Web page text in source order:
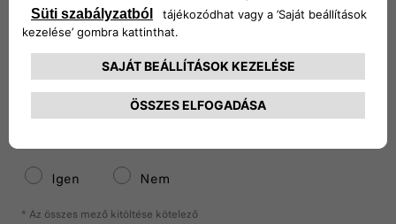
Cím
Telefon
Igen
Nem
* Az összes mező kitöltése kötelező